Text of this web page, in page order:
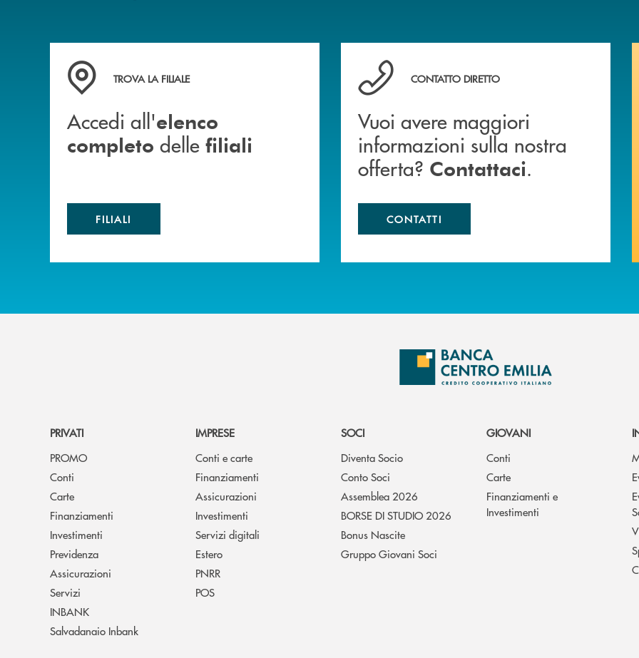
Accedi all' elenco completo delle filiali
TROVA LA FILIALE
Accedi all'elenco
completo delle filiali
FILIALI
Vuoi avere maggiori informazioni sulla nostra
CONTATTO DIRETTO
Vuoi avere maggiori
informazioni sulla nostra
offerta? Contattaci.
CONTATTI
PRIVATI
PROMO
Conti
Carte
Finanziamenti
Investimenti
Previdenza
Assicurazioni
Servizi
INBANK
Salvadanaio Inbank
IMPRESE
Conti e carte
Finanziamenti
Assicurazioni
Investimenti
Servizi digitali
Estero
PNRR
POS
SOCI
Diventa Socio
Conto Soci
Assemblea 2026
BORSE DI STUDIO 2026
Bonus Nascite
Gruppo Giovani Soci
GIOVANI
Conti
Carte
Finanziamenti e
Investimenti